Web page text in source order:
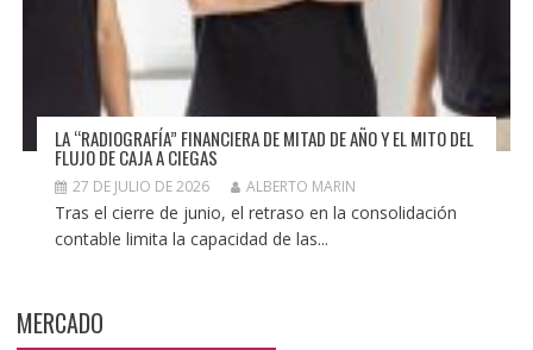
LA “RADIOGRAFÍA” FINANCIERA DE MITAD DE AÑO Y EL MITO DEL
FLUJO DE CAJA A CIEGAS
27 DE JULIO DE 2026 ALBERTO MARIN
Tras el cierre de junio, el retraso en la consolidación
contable limita la capacidad de las...
MERCADO